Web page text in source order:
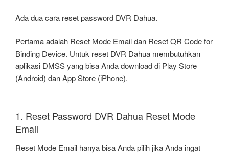
Ada dua cara reset password DVR Dahua.
Pertama adalah Reset Mode Email dan Reset QR Code for
Binding Device. Untuk reset DVR Dahua membutuhkan
aplikasi DMSS yang bisa Anda download di Play Store
(Android) dan App Store (iPhone).
1. Reset Password DVR Dahua Reset Mode
Email
Reset Mode Email hanya bisa Anda pilih jika Anda ingat